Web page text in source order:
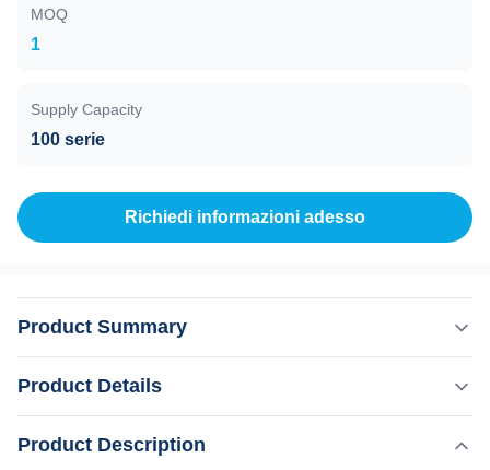
MOQ
1
Supply Capacity
100 serie
Richiedi informazioni adesso
Product Summary
macchine estetiche nel settore, concentrandosi sulla
Product Details
Evidenziare:
Product Description